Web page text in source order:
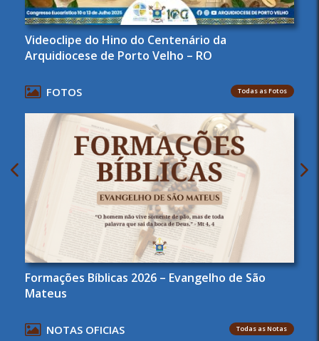
Videoclipe do Hino do Centenário da
Arquidiocese de Porto Velho – RO
FOTOS Todas as Fotos
Formações Bíblicas 2026 – Evangelho de São
Mateus
NOTAS OFICIAS Todas as Notas